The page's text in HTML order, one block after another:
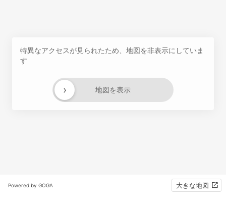
特異なアクセスが見られたため、地図を非表示にしていま
す
地図を表示
›
Powered by GOGA 大きな地図